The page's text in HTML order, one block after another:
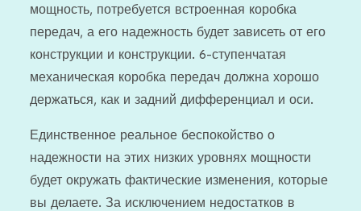
мощность, потребуется встроенная коробка
передач, а его надежность будет зависеть от его
конструкции и конструкции. 6-ступенчатая
механическая коробка передач должна хорошо
держаться, как и задний дифференциал и оси.
Единственное реальное беспокойство о
надежности на этих низких уровнях мощности
будет окружать фактические изменения, которые
вы делаете. За исключением недостатков в